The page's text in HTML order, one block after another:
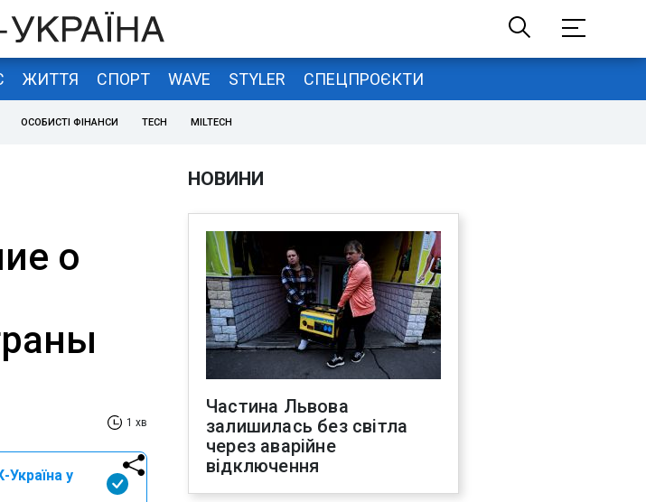
ЖИТТЯ СПОРТ WAVE STYLER СПЕЦПРОЄКТИ
ОСОБИСТІ ФІНАНСИ TECH MILTECH
о
1 хв
Україна у
НОВИНИ
Частина Львова
залишилась без світла
через аварійне
відключення